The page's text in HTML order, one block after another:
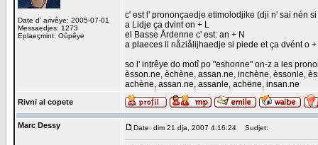
Date d' arivêye: 2005-07-01
Messaedjes: 1273
Eplaeçmint: Oûpêye
c' est l' prononçaedje etimolodjike (dji n' sai nén
a Lidje ça dvint on + L
el Basse Årdenne c' est: an + N
a plaeces li nåziålijhaedje si piede et ça dvént o
so l' intrêye do motî po "eshonne" on-z a les
èsson.ne, èchène, assan.ne, inchène, èssonle,
achène, assan.ne, assanle, achëne, insan.ne
Rivni al copete
Marc Dessy Date: dim 21 dja, 2007 4:16:24 Sudjet: